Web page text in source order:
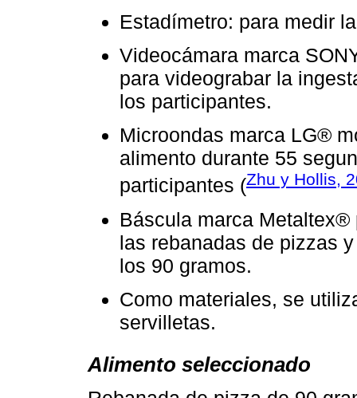
Estadímetro: para medir
Videocámara marca
para videograbar la
los participantes.
Microondas marca LG®
alimento durante 55
participantes (Zhu y Hollis,
Báscula marca
las rebanadas de pizzas
los 90 gramos.
Como materiales, se
servilletas.
Alimento seleccionado